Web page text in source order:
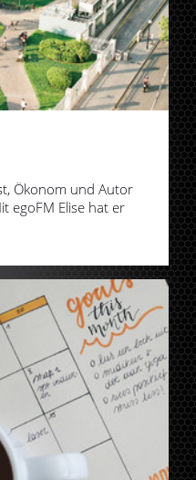
Ökonom und Autor
egoFM Elise hat er